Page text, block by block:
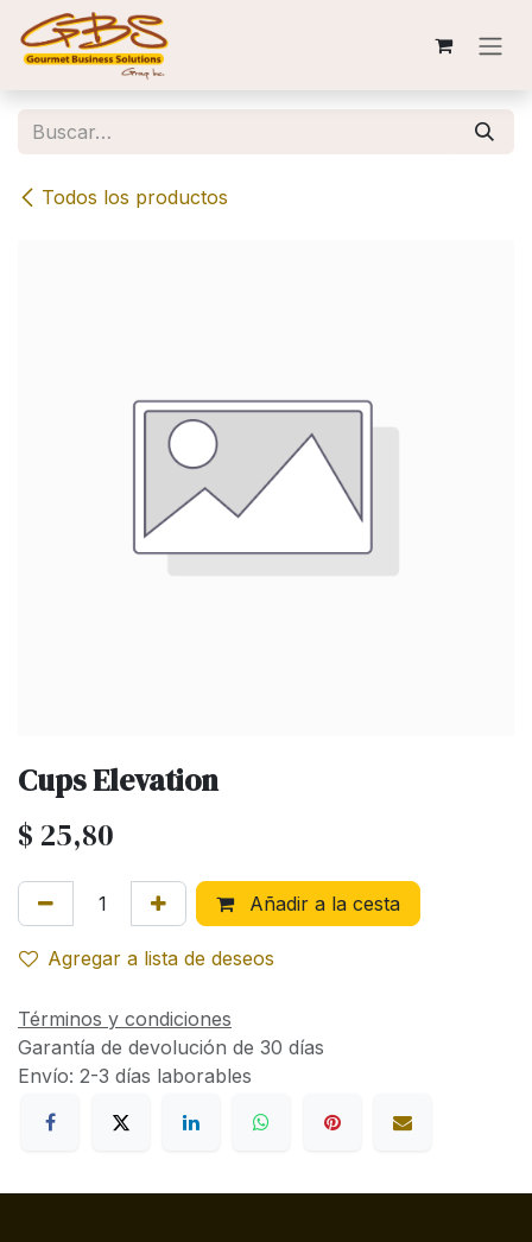
Ir al contenido
Todos los productos
Cups Elevation
$ 25,80
Añadir a la cesta
Agregar a lista de deseos
Términos y condiciones
Garantía de devolución de 30 días
Envío: 2-3 días laborables